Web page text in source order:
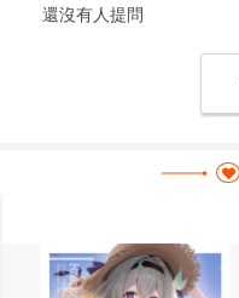
還沒有人提問